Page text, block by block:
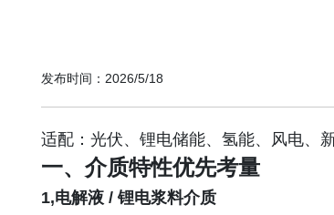
发布时间：2026/5/18
适配：光伏、锂电储能、氢能、风电、
一、介质特性优先考量
1,电解液 / 锂电浆料介质